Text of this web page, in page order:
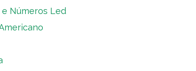
Números Led